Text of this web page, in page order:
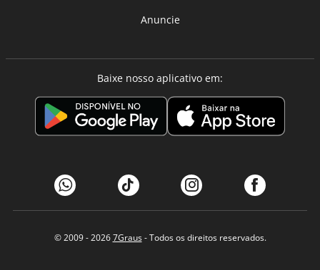
Anuncie
Baixe nosso aplicativo em:
© 2009 - 20267Graus- Todos os direitos reservados.